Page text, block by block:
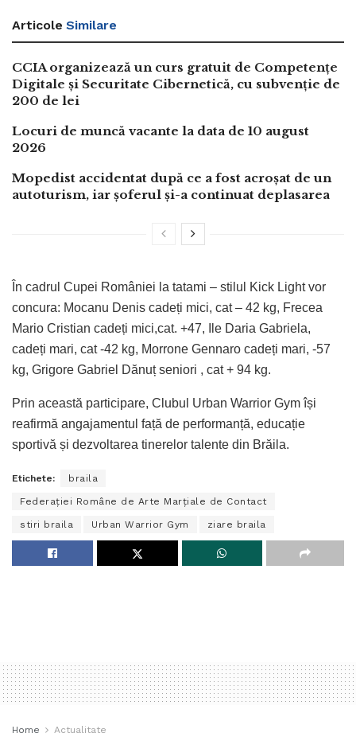
Articole Similare
CCIA organizează un curs gratuit de Competențe
Digitale și Securitate Cibernetică, cu subvenție de
200 de lei
Locuri de muncă vacante la data de 10 august
2026
Mopedist accidentat după ce a fost acroșat de un
autoturism, iar șoferul și-a continuat deplasarea
În cadrul Cupei României la tatami – stilul Kick Light vor
concura: Mocanu Denis cadeți mici, cat – 42 kg, Frecea
Mario Cristian cadeți mici,cat. +47, Ile Daria Gabriela,
cadeți mari, cat -42 kg, Morrone Gennaro cadeți mari, -57
kg, Grigore Gabriel Dănuț seniori , cat + 94 kg.
Prin această participare, Clubul Urban Warrior Gym își
reafirmă angajamentul față de performanță, educație
sportivă și dezvoltarea tinerelor talente din Brăila.
Etichete: braila
Federației Române de Arte Marțiale de Contact
stiri braila Urban Warrior Gym ziare braila
Home Actualitate